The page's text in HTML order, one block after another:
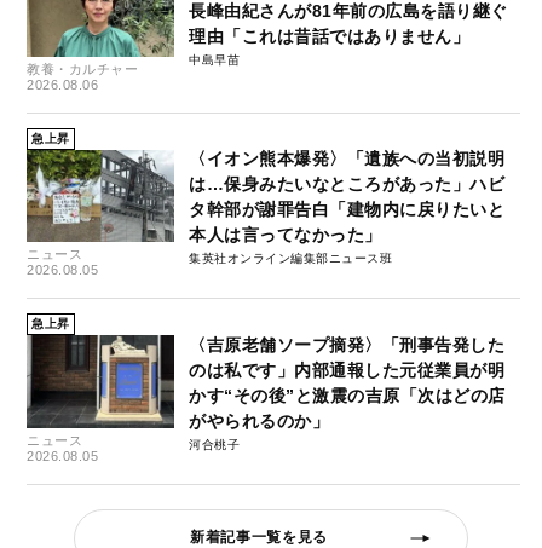
教養・カルチャー
2026.08.06
長峰由紀さんが81年前の広島を語り継ぐ
理由「これは昔話ではありません」
中島早苗
急上昇
ニュース
2026.08.05
〈イオン熊本爆発〉「遺族への当初説明
は…保身みたいなところがあった」ハビ
タ幹部が謝罪告白「建物内に戻りたいと
本人は言ってなかった」
集英社オンライン編集部ニュース班
急上昇
ニュース
2026.08.05
〈吉原老舗ソープ摘発〉「刑事告発した
のは私です」内部通報した元従業員が明
かす“その後”と激震の吉原「次はどの店
がやられるのか」
河合桃子
新着記事一覧を見る